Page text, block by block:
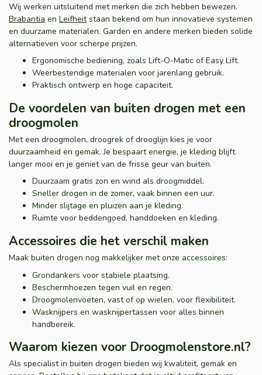
Wij werken uitsluitend met merken die zich hebben bewezen.
Brabantia en Leifheitstaan bekend om hun innovatieve systemen
en duurzame materialen. Garden en andere merken bieden solide
alternatieven voor scherpe prijzen.
Ergonomische bediening, zoals Lift-O-Matic of Easy Lift.
Weerbestendige materialen voor jarenlang gebruik.
Praktisch ontwerp en hoge capaciteit.
De voordelen van buiten drogen met een
droogmolen
Met een droogmolen, droogrek of drooglijn kies je voor
duurzaamheid en gemak. Je bespaart energie, je kleding blijft
langer mooi en je geniet van de frisse geur van buiten.
Duurzaam gratis zon en wind als droogmiddel.
Sneller drogen in de zomer, vaak binnen een uur.
Minder slijtage en pluizen aan je kleding.
Ruimte voor beddengoed, handdoeken en kleding.
Accessoires die het verschil maken
Maak buiten drogen nog makkelijker met onze accessoires:
Grondankers voor stabiele plaatsing.
Beschermhoezen tegen vuil en regen.
Droogmolenvoeten, vast of op wielen, voor flexibiliteit.
Wasknijpers en wasknijpertassen voor alles binnen
handbereik.
Waarom kiezen voor Droogmolenstore.nl?
Als specialist in buiten drogen bieden wij kwaliteit, gemak en